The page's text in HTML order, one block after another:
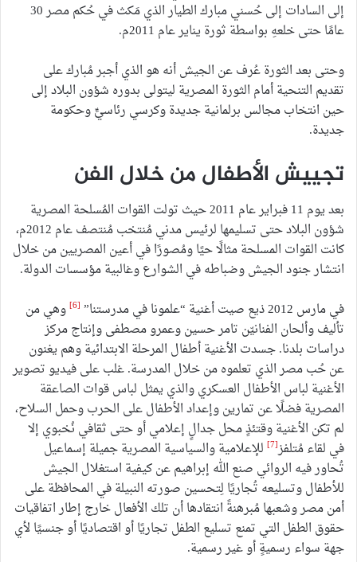
إلى السادات إلى حُسني مبارك الطيار الذي مَكث في حُكم مصر 30
عامًا حتى خلعهِ بواسطة ثورة يناير عام 2011م.
وحتى بعد الثورة عُرف عن الجيش أنه هو الذي أجبر مُبارك على
تقديم التنحية أمام الثورة المصرية ليتولى بدوره شؤون البلاد إلى
حين انتخاب مجالس برلمانية جديدة وكرسي رئاسيٍّ وحكومة
جديدة.
تجييش الأطفال من خلال الفن
بعد يوم 11 فبراير عام 2011 حيث تولت القوات المُسلحة المصرية
شؤون البلاد حتى تسليمها لرئيس مدني مُنتخب مُنتصف عام 2012م،
كانت القوات المسلحة مثالًا حيًا ومُصورًا في أعين المصريين من خلال
انتشار جنود الجيش وضباطه في الشوارع وغالبية مؤسسات الدولة.
في مارس 2012 ذيع صيت أغنية “علمونا في مدرستنا”
[6]
وهي من
تأليف وألحان الفنانيّن تامر حسين وعمرو مصطفى وإنتاج مركز
دراسات بلدنا. جسدت الأغنية أطفال المرحلة الابتدائية وهم يغنون
عن حُب مصر الذي تعلموه من خلال المدرسة. غلب على فيديو تصوير
الأغنية لباس الأطفال العسكري والذي يمثل لباس قوات الصاعقة
المصرية فضلًا عن تمارين وإعداد الأطفال على الحرب وحمل السلاح،
لم تكن الأغنية وقتئذٍ محل جدالٍ إعلامي أو حتى ثقافي نُخبوي إلا
في لقاء مُتلفز[7]
للإعلامية والسياسية المصرية جميلة إسماعيل
تُحاور فيه الروائي صنع الله إبراهيم عن كيفية استغلال الجيش
للأطفال وتسليعه تُجاريًا لِتحسين صورته النبيلة في المحافظة على
أمن مصر وشعبها مُبرهنةً انتقادها أن تلك الأفعال خارج إطار اتفاقيات
حقوق الطفل التي تمنع تسليع الطفل تجاريًا أو اقتصاديًا أو جنسيًا لأي
جهة سواء رسميةٍ أو غير رسمية.